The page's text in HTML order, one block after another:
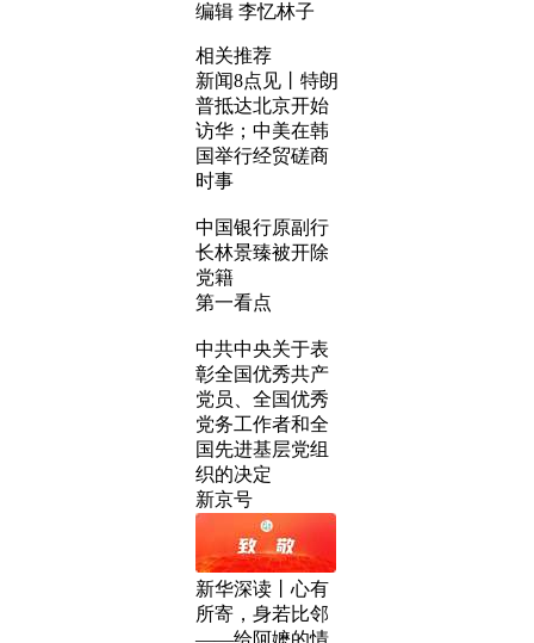
编辑 李忆林子
相关推荐
新闻8点见丨特朗
普抵达北京开始
访华；中美在韩
国举行经贸磋商
时事
中国银行原副行
长林景臻被开除
党籍
第一看点
中共中央关于表
彰全国优秀共产
党员、全国优秀
党务工作者和全
国先进基层党组
织的决定
新京号
新华深读丨心有
所寄，身若比邻
——给阿嬷的情